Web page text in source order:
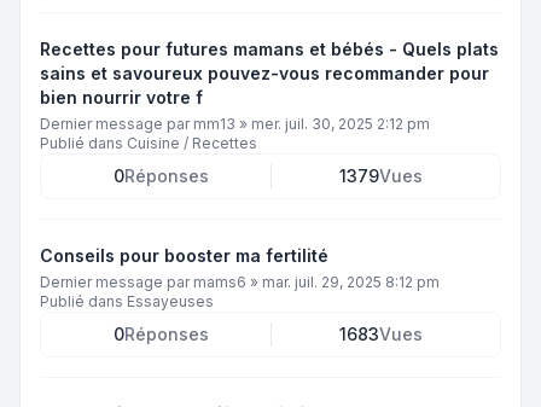
Recettes pour futures mamans et bébés - Quels plats
sains et savoureux pouvez-vous recommander pour
bien nourrir votre f
Dernier message par mm13 » mer. juil. 30, 2025 2:12 pm
Publié dans Cuisine / Recettes
0Réponses 1379Vues
Conseils pour booster ma fertilité
Dernier message par mams6 » mar. juil. 29, 2025 8:12 pm
Publié dans Essayeuses
0Réponses 1683Vues